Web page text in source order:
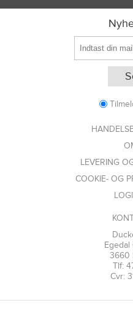
LEVERING
COOKIE- OG
Egedal
3660
Tlf:
Cvr: